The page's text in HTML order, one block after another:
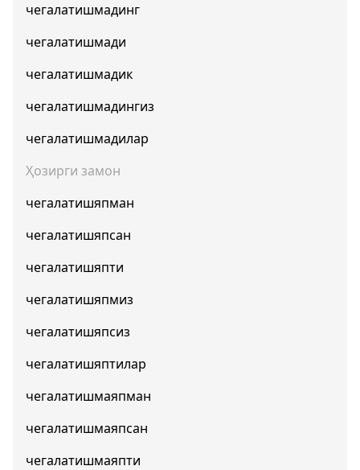
чегалатишмадинг
чегалатишмади
чегалатишмадик
чегалатишмадингиз
чегалатишмадилар
Ҳозирги замон
чегалатишяпман
чегалатишяпсан
чегалатишяпти
чегалатишяпмиз
чегалатишяпсиз
чегалатишяптилар
чегалатишмаяпман
чегалатишмаяпсан
чегалатишмаяпти